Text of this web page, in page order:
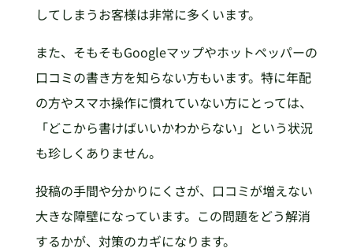
してしまうお客様は非常に多くいます。
また、そもそもGoogleマップやホットペッパーの
口コミの書き方を知らない方もいます。特に年配
の方やスマホ操作に慣れていない方にとっては、
「どこから書けばいいかわからない」という状況
も珍しくありません。
投稿の手間や分かりにくさが、口コミが増えない
大きな障壁になっています。この問題をどう解消
するかが、対策のカギになります。